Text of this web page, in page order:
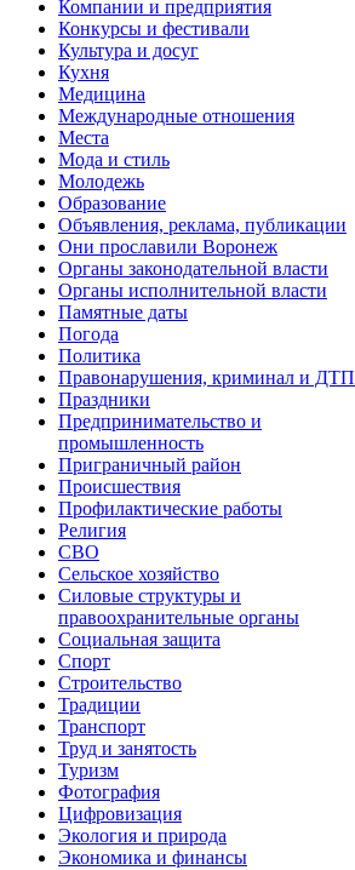
Компании и предприятия
Конкурсы и фестивали
Культура и досуг
Кухня
Медицина
Международные отношения
Места
Мода и стиль
Молодежь
Образование
Объявления, реклама, публикации
Они прославили Воронеж
Органы законодательной власти
Органы исполнительной власти
Памятные даты
Погода
Политика
Правонарушения, криминал и ДТП
Праздники
Предпринимательство и
промышленность
Приграничный район
Происшествия
Профилактические работы
Религия
СВО
Сельское хозяйство
Силовые структуры и
правоохранительные органы
Социальная защита
Спорт
Строительство
Традиции
Транспорт
Труд и занятость
Туризм
Фотография
Цифровизация
Экология и природа
Экономика и финансы